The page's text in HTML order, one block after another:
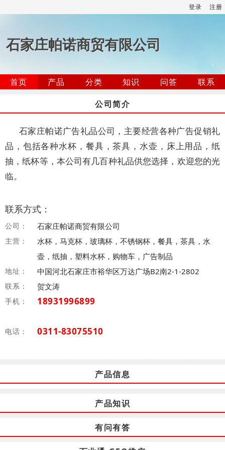
登录 注册
石家庄帕诺商贸有限公司
首页 产品 分类 知识 问答
联系
公司简介
石家庄帕诺广告礼品公司，主要经营各种广告促销礼
品，包括各种水杯，餐具，茶具，水壶，床上用品，纸
抽，纸杯等，本公司有几百种礼品供您选择，欢迎您的光
临。
联系方式：
公司： 石家庄帕诺商贸有限公司
主营：
水杯，马克杯，玻璃杯，不锈钢杯，餐具，茶具，水
壶，纸抽，塑料水杯，购物车，广告制品
地址： 中国河北石家庄市裕华区万达广场B2南2-1-2802
联系： 贺文涛
手机： 18931996899
电话： 0311-83075510
产品信息
产品知识
有问有答